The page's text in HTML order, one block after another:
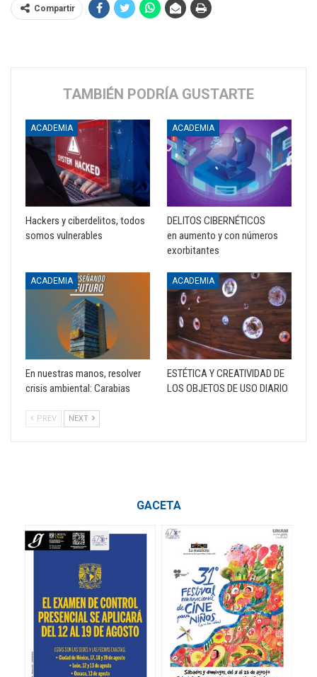
Compartir
TAMBIÉN PODRÍA GUSTARTE
ACADEMIA
Hackers y ciberdelitos, todos
somos vulnerables
ACADEMIA
DELITOS CIBERNÉTICOS
en aumento y con números
exorbitantes
ACADEMIA
En nuestras manos, resolver
crisis ambiental: Carabias
ACADEMIA
ESTÉTICA Y CREATIVIDAD DE
LOS OBJETOS DE USO DIARIO
PREV NEXT
GACETA